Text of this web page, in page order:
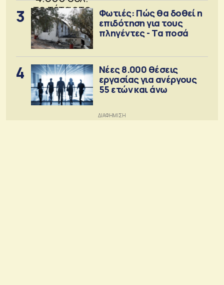
3
Φωτιές: Πώς θα δοθεί η
επιδότηση για τους
πληγέντες - Τα ποσά
4
Νέες 8.000 θέσεις
εργασίας για ανέργους
55 ετών και άνω